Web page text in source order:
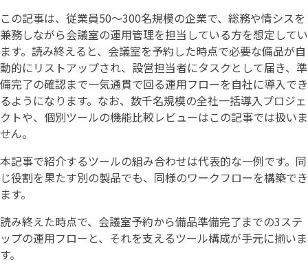
この記事は、従業員50〜300名規模の企業で、総務や情シスを
兼務しながら会議室の運用管理を担当している方を想定してい
ます。読み終えると、会議室を予約した時点で必要な備品が自
動的にリストアップされ、設営担当者にタスクとして届き、準
備完了の確認まで一気通貫で回る運用フローを自社に導入でき
るようになります。なお、数千名規模の全社一括導入プロジェ
クトや、個別ツールの機能比較レビューはこの記事では扱いま
せん。
本記事で紹介するツールの組み合わせは代表的な一例です。同
じ役割を果たす別の製品でも、同様のワークフローを構築でき
ます。
読み終えた時点で、会議室予約から備品準備完了までの3ステ
ップの運用フローと、それを支えるツール構成が手元に揃いま
す。